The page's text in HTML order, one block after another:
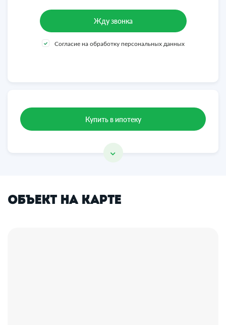
Согласие на обработку персональных данных
Купить в ипотеку
Объект на карте